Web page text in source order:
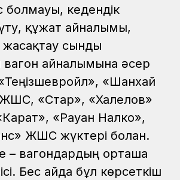
болмауы, кедендік
құжат айналымы,
жасақтау сынды
вагон айналымына әсер
«Шанхай
«Стар», «Халелов»
«Рауан Налко»,
ЖШС жүктері болған.
– вагондардың орташа
Бес айда бұл көрсеткіш